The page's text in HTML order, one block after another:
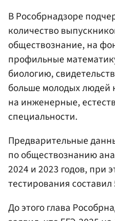
В Рособрнадзоре
количество
обществознание, на
профильные
биологию,
больше молодых людей
на инженерные,
специальности.
Предварительные
по обществознанию
2024 и 2023 годов, при
тестирования составил
До этого глава